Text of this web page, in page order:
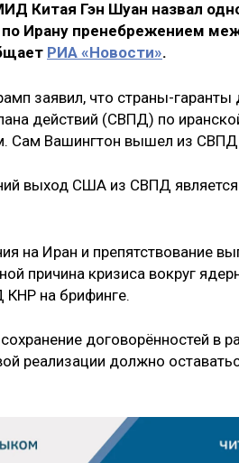
Китая Гэн Шуан назвал
по Ирану пренебрежением
РИА «Новости».
заявил, что страны-
действий (СВПД) по
Сам Вашингтон вышел из СВПД
выход США из СВПД
на Иран и препятствование
причина кризиса вокруг
на брифинге.
сохранение договорённостей в
реализации должно